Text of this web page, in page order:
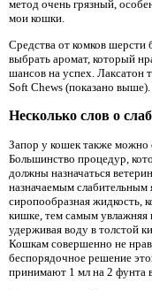
метод очень грязный,
мои кошки.
Средства от комков шерсти
выбрать аромат, который
шансов на успех. Лаксатон
Soft Chews (показано выше).
Несколько слов о
Запор у кошек также можно
Большинство процедур,
должны назначаться
назначаемым слабительным
сиропообразная жидкость,
кишке, тем самым увлажняя
удерживая воду в толстой
Кошкам совершенно не
беспорядочное решение
принимают 1 мл на 2 фунта